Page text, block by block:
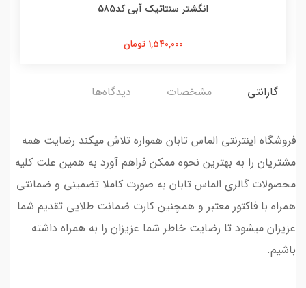
انگشتر سنتاتیک آبی کد585
1,540,000 تومان
گارانتی مشخصات دیدگاه‌ها
فروشگاه اینترنتی الماس تابان همواره تلاش میکند رضایت همه
مشتریان را به بهترین نحوه ممکن فراهم آورد به همین علت کلیه
محصولات گالری الماس تابان به صورت کاملا تضمینی و ضمانتی
همراه با فاکتور معتبر و همچنین کارت ضمانت طلایی تقدیم شما
عزیزان میشود تا رضایت خاطر شما عزیزان را به همراه داشته
باشیم.